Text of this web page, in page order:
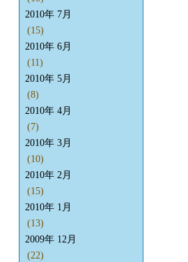
2010年 7月
(15)
2010年 6月
(11)
2010年 5月
(8)
2010年 4月
(7)
2010年 3月
(10)
2010年 2月
(15)
2010年 1月
(13)
2009年 12月
(22)